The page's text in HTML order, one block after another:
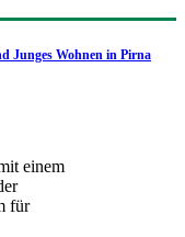
Junges Wohnen in Pirna
einem
für